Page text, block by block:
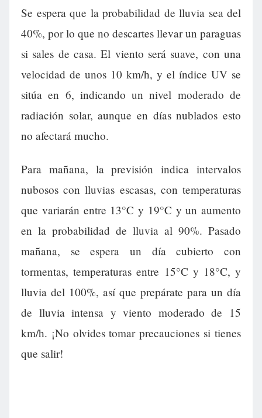
Se espera que la probabilidad de lluvia sea del
40%, por lo que no descartes llevar un paraguas
si sales de casa. El viento será suave, con una
velocidad de unos 10 km/h, y el índice UV se
sitúa en 6, indicando un nivel moderado de
radiación solar, aunque en días nublados esto
no afectará mucho.
Para mañana, la previsión indica intervalos
nubosos con lluvias escasas, con temperaturas
que variarán entre 13°C y 19°C y un aumento
en la probabilidad de lluvia al 90%. Pasado
mañana, se espera un día cubierto con
tormentas, temperaturas entre 15°C y 18°C, y
lluvia del 100%, así que prepárate para un día
de lluvia intensa y viento moderado de 15
km/h. ¡No olvides tomar precauciones si tienes
que salir!